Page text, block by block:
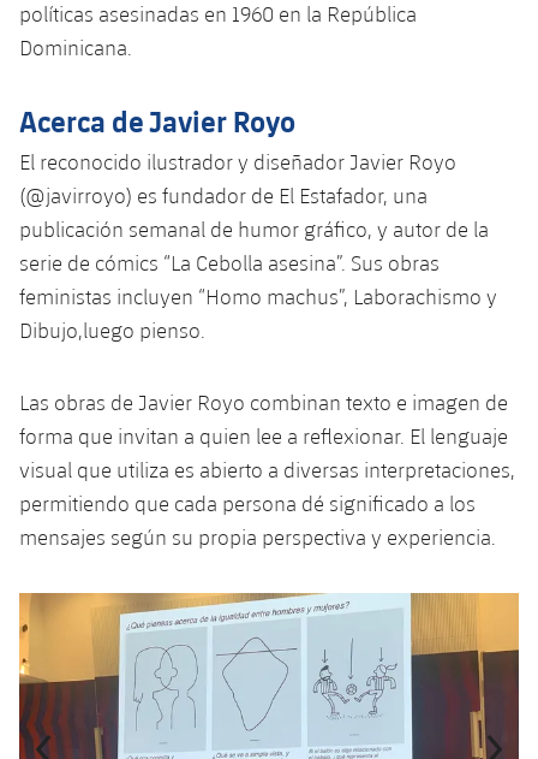
políticas asesinadas en 1960 en la República
Dominicana.
Acerca de Javier Royo
El reconocido ilustrador y diseñador Javier Royo
(@javirroyo) es fundador de El Estafador, una
publicación semanal de humor gráfico, y autor de la
serie de cómics “La Cebolla asesina”. Sus obras
feministas incluyen “Homo machus”, Laborachismo y
Dibujo,luego pienso.
Las obras de Javier Royo combinan texto e imagen de
forma que invitan a quien lee a reflexionar. El lenguaje
visual que utiliza es abierto a diversas interpretaciones,
permitiendo que cada persona dé significado a los
mensajes según su propia perspectiva y experiencia.